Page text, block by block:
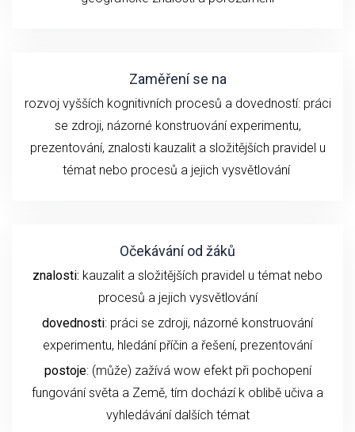
Zaměření se na
rozvoj vyšších kognitivních procesů a dovedností: práci
se zdroji, názorné konstruování experimentu,
prezentování, znalostikauzalit a složitějších pravidel u
témat nebo procesů a jejich vysvětlování
Očekávání od žáků
znalosti: kauzalit a složitějších pravidel u témat nebo
procesů a jejich vysvětlování
dovednosti: práci se zdroji, názorné konstruování
experimentu, hledání příčin a řešení, prezentování
postoje: (může) zažívá wow efekt při pochopení
fungování světa a Země, tím dochází k oblibě učiva a
vyhledávání dalších témat